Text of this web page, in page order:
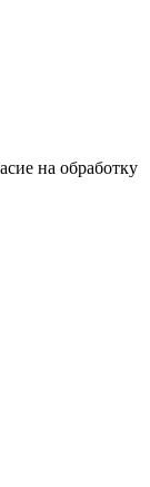
на обработку